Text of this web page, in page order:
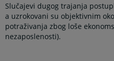
Slučajevi dugog trajanja
a uzrokovani su objektivnim
potraživanja zbog loše
nezaposlenosti).